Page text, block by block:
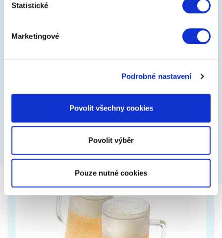
Statistické
Marketingové
Podrobné nastavení
Povolit všechny cookies
Povolit výběr
Pouze nutné cookies
1
Dárkový baliček pro babičku je balíček plný
našich nejlepších produktů pro…
659 Kč Zobrazit více